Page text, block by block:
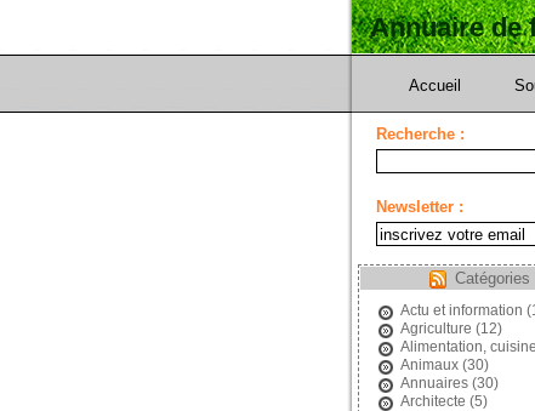
Annuaire de
Accueil
Recherche :
Newsletter :
Catégories
Actu et information
Agriculture (12)
Alimentation,
Animaux(30)
Annuaires(30)
Architecte (5)